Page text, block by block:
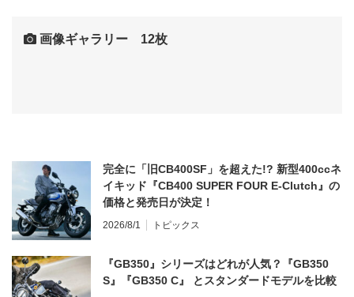
画像ギャラリー 12枚
完全に「旧CB400SF」を超えた!? 新型400ccネ
イキッド『CB400 SUPER FOUR E-Clutch』の
価格と発売日が決定！
2026/8/1 トピックス
『GB350』シリーズはどれが人気？『GB350
S』『GB350 C』 とスタンダードモデルを比較